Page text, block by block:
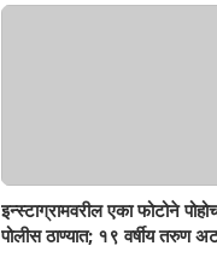
इन्स्टाग्रामवरील एका फोटोने
पोलीस ठाण्यात; १९ वर्षीय तरुण